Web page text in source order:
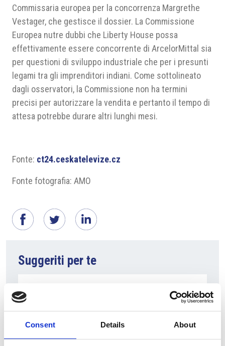
Consent Details About
Commissaria europea per la concorrenza Margrethe
Vestager, che gestisce il dossier. La Commissione
Europea nutre dubbi che Liberty House possa
effettivamente essere concorrente di ArcelorMittal sia
per questioni di sviluppo industriale che per i presunti
legami tra gli imprenditori indiani. Come sottolineato
dagli osservatori, la Commissione non ha termini
precisi per autorizzare la vendita e pertanto il tempo di
attesa potrebbe durare altri lunghi mesi.
Fonte: ct24.ceskatelevize.cz
Fonte fotografia: AMO
Suggeriti per te